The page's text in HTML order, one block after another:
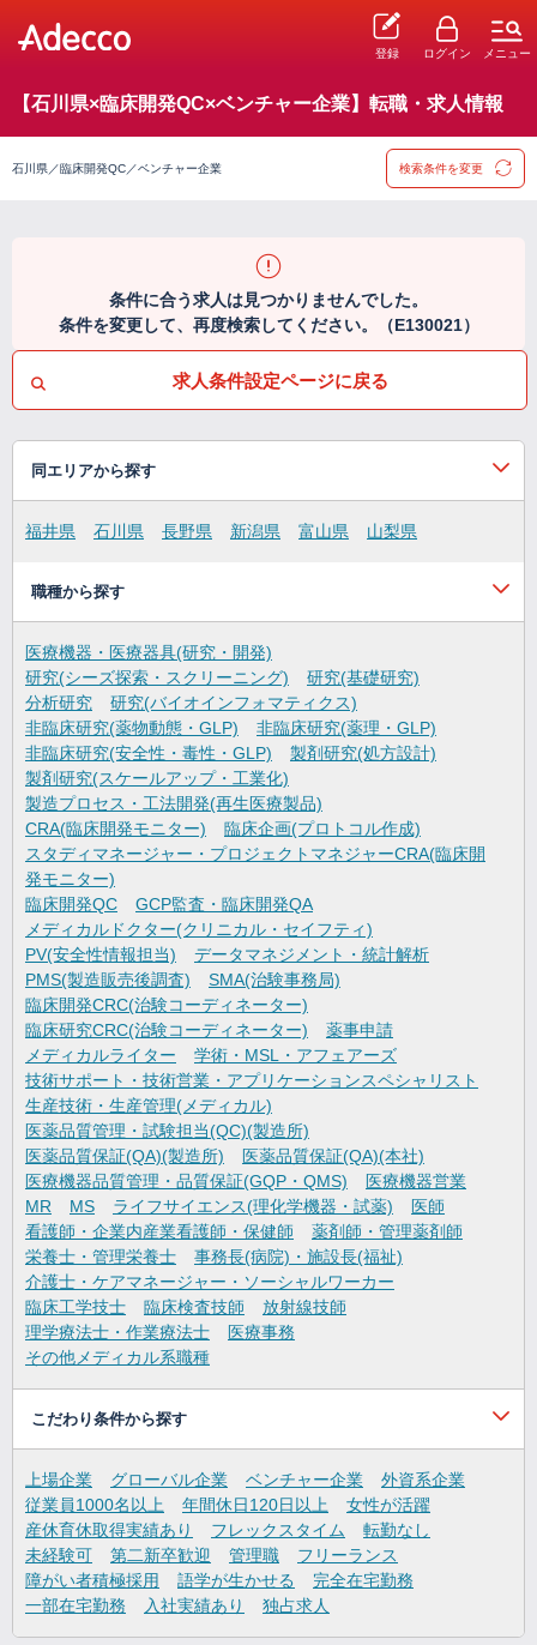
登録 ログイン メニュー
【石川県×臨床開発QC×ベンチャー企業】転職・求人情報
石川県／臨床開発QC／ベンチャー企業 検索条件を変更
条件に合う求人は見つかりませんでした。
条件を変更して、再度検索してください。（E130021）
求人条件設定ページに戻る
同エリアから探す
福井県 石川県 長野県 新潟県 富山県 山梨県
職種から探す
医療機器・医療器具(研究・開発)
研究(シーズ探索・スクリーニング)
研究(基礎研究)
分析研究
研究(バイオインフォマティクス)
非臨床研究(薬物動態・GLP)
非臨床研究(薬理・GLP)
非臨床研究(安全性・毒性・GLP)
製剤研究(処方設計)
製剤研究(スケールアップ・工業化)
製造プロセス・工法開発(再生医療製品)
CRA(臨床開発モニター)
臨床企画(プロトコル作成)
スタディマネージャー・プロジェクトマネジャーCRA(臨床開
発モニター)
臨床開発QC
GCP監査・臨床開発QA
メディカルドクター(クリニカル・セイフティ)
PV(安全性情報担当)
データマネジメント・統計解析
PMS(製造販売後調査)
SMA(治験事務局)
臨床開発CRC(治験コーディネーター)
臨床研究CRC(治験コーディネーター)
薬事申請
メディカルライター
学術・MSL・アフェアーズ
技術サポート・技術営業・アプリケーションスペシャリスト
生産技術・生産管理(メディカル)
医薬品質管理・試験担当(QC)(製造所)
医薬品質保証(QA)(製造所)
医薬品質保証(QA)(本社)
医療機器品質管理・品質保証(GQP・QMS)
医療機器営業
MR
MS ライフサイエンス(理化学機器・試薬)
医師
看護師・企業内産業看護師・保健師
薬剤師・管理薬剤師
栄養士・管理栄養士
事務長(病院)・施設長(福祉)
介護士・ケアマネージャー・ソーシャルワーカー
臨床工学技士
臨床検査技師
放射線技師
理学療法士・作業療法士
医療事務
その他メディカル系職種
こだわり条件から探す
上場企業 グローバル企業 ベンチャー企業
外資系企業
従業員1000名以上
年間休日120日以上
女性が活躍
産休育休取得実績あり
フレックスタイム
転勤なし
未経験可
第二新卒歓迎 管理職
フリーランス
障がい者積極採用
語学が生かせる
完全在宅勤務
一部在宅勤務
入社実績あり 独占求人